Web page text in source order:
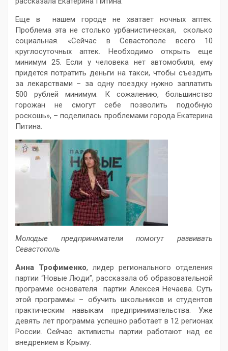
Еще в нашем городе не хватает ночных аптек.
Проблема эта не столько урбанистическая, сколько
социальная. «Сейчас в Севастополе всего 10
круглосуточных аптек. Необходимо открыть еще
минимум 25. Если у человека нет автомобиля, ему
придется потратить деньги на такси, чтобы съездить
за лекарствами – за одну поездку нужно заплатить
500 рублей минимум. К сожалению, большинство
горожан не смогут себе позволить подобную
роскошь», – поделилась проблемами города Екатерина
Питина.
Молодые предприниматели помогут развивать
Севастополь
Анна Трофименко, лидер регионального отделения
партии “Новые Люди”, рассказала об образовательной
программе основателя партии Алексея Нечаева. Суть
этой программы – обучить школьников и студентов
практическим навыкам предпринимательства. Уже
девять лет программа успешно работает в 12 регионах
России. Сейчас активисты партии работают над ее
внедрением в Крыму.